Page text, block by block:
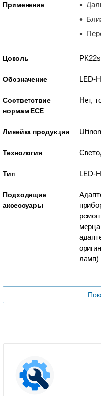
Применение
Цоколь PK22s
Обозначение LED-
Соответствие
нормам ECE
Нет,
Линейка продукции
Технология
Тип LED-
Подходящие
аксессуары
ламп)